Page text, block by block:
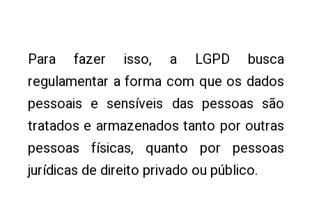
Para fazer isso, a LGPD busca
regulamentar a forma com que os dados
pessoais e sensíveis das pessoas são
tratados e armazenados tanto por outras
pessoas físicas, quanto por pessoas
jurídicas de direito privado ou público.